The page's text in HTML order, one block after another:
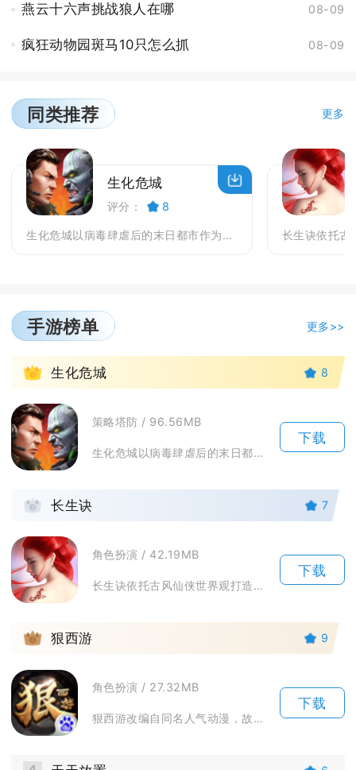
燕云十六声挑战狼人在哪 08-09
疯狂动物园斑马10只怎么抓 08-09
同类推荐 更多
生化危城
评分： 8
生化危城以病毒肆虐后的末日都市作为故事舞台，人类社...
手游榜单 更多>>
1 生化危城 8
策略塔防 / 96.56MB
生化危城以病毒肆虐后的末日都市作为故事舞台，人类社会崩塌，丧尸与变异生物占据城市各处，幸存...
下载
2 长生诀 7
角色扮演 / 42.19MB
长生诀依托古风仙侠世界观打造开放3D修仙世界，围绕上古秘宝引发的纷争展开完整主线剧情。游戏...
下载
3 狠西游 9
角色扮演 / 27.32MB
狠西游改编自同名人气动漫，故事打破传统西游框架，孙悟空穿越现代附身少年付贺，开启现代都市降...
下载